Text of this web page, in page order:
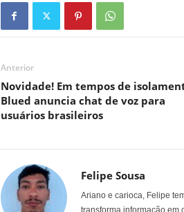
Anterior
Novidade! Em tempos de
Blued anuncia chat de voz para
usuários brasileiros
Felipe Sousa
Ariano e carioca, Felipe
transforma informação em